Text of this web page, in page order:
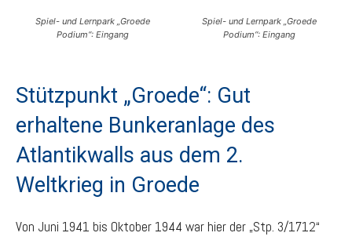
Spiel- und Lernpark „Groede
Podium“: Eingang
Spiel- und Lernpark „Groede
Podium“: Eingang
Stützpunkt „Groede“: Gut
erhaltene Bunkeranlage des
Atlantikwalls aus dem 2.
Weltkrieg in Groede
Von Juni 1941 bis Oktober 1944 war hier der „Stp. 3/1712“